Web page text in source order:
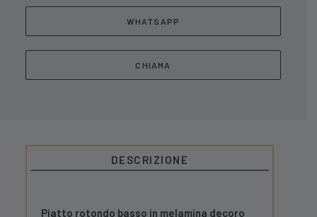
WHATSAPP
CHIAMA
DESCRIZIONE
Piatto rotondo basso in melamina decoro